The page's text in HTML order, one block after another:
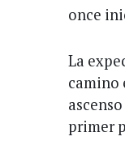
once
La
camino
primer